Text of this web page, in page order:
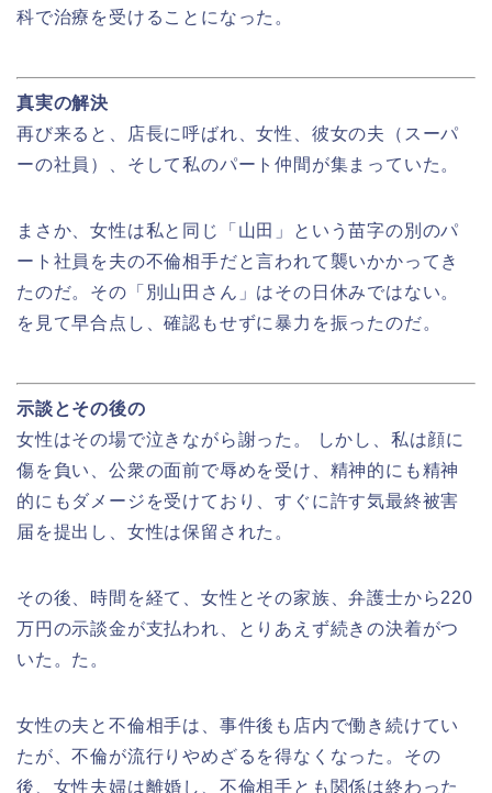
科で治療を受けることになった。
真実の解決
再び来ると、店長に呼ばれ、女性、彼女の夫（スーパ
ーの社員）、そして私のパート仲間が集まっていた。
まさか、女性は私と同じ「山田」という苗字の別のパ
ート社員を夫の不倫相手だと言われて襲いかかってき
たのだ。その「別山田さん」はその日休みではない。
を見て早合点し、確認もせずに暴力を振ったのだ。
示談とその後の
女性はその場で泣きながら謝った。 しかし、私は顔に
傷を負い、公衆の面前で辱めを受け、精神的にも精神
的にもダメージを受けており、すぐに許す気最終被害
届を提出し、女性は保留された。
その後、時間を経て、女性とその家族、弁護士から220
万円の示談金が支払われ、とりあえず続きの決着がつ
いた。た。
女性の夫と不倫相手は、事件後も店内で働き続けてい
たが、不倫が流行りやめざるを得なくなった。その
後、女性夫婦は離婚し、不倫相手とも関係は終わった